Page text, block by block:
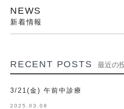
NEWS
新着情報
RECENT POSTS 最近の
3/21(金) 午前中診療
2025.03.08